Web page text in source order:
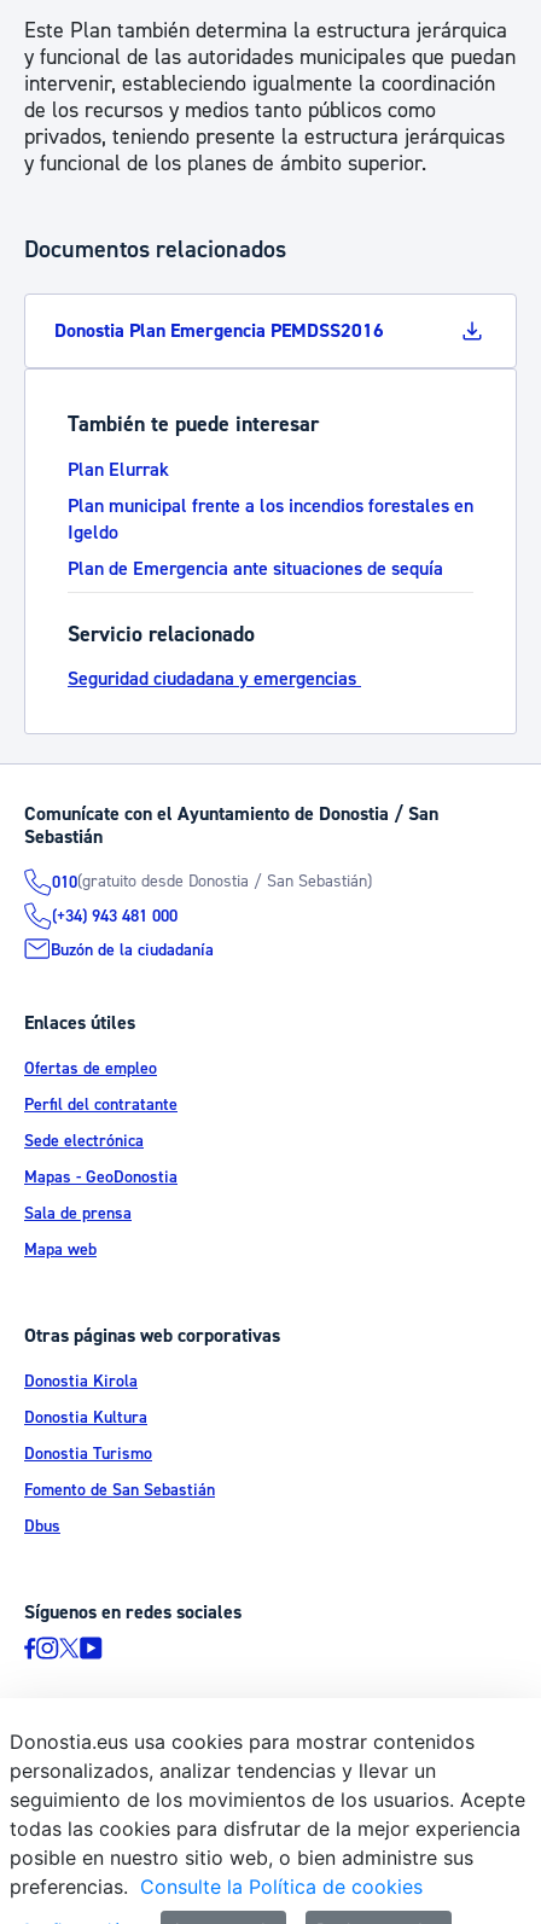
Este Plan también determina la estructura jerárquica
y funcional de las autoridades municipales que puedan
intervenir, estableciendo igualmente la coordinación
de los recursos y medios tanto públicos como
privados, teniendo presente la estructura jerárquicas
y funcional de los planes de ámbito superior.
Documentos relacionados
Donostia Plan Emergencia PEMDSS2016
También te puede interesar
Plan Elurrak
Plan municipal frente a los incendios forestales en
Igeldo
Plan de Emergencia ante situaciones de sequía
Servicio relacionado
Seguridad ciudadana y emergencias
Comunícate con el Ayuntamiento de Donostia / San
Sebastián
010(gratuito desde Donostia / San Sebastián)
(+34) 943 481 000
Buzón de la ciudadanía
Enlaces útiles
Ofertas de empleo
Perfil del contratante
Sede electrónica
Mapas - GeoDonostia
Sala de prensa
Mapa web
Otras páginas web corporativas
Donostia Kirola
Donostia Kultura
Donostia Turismo
Fomento de San Sebastián
Dbus
Síguenos en redes sociales
© Donostiako Udala - Ayuntamiento de Donostia / San Sebastián
Ijentea 1, 20003 Donostia / San Sebastián
Aviso legal
Política de privacidad
Política de cookies
Donostia.eus usa cookies para mostrar contenidos
personalizados, analizar tendencias y llevar un
seguimiento de los movimientos de los usuarios. Acepte
todas las cookies para disfrutar de la mejor experiencia
posible en nuestro sitio web, o bien administre sus
preferencias. Consulte la Política de cookies